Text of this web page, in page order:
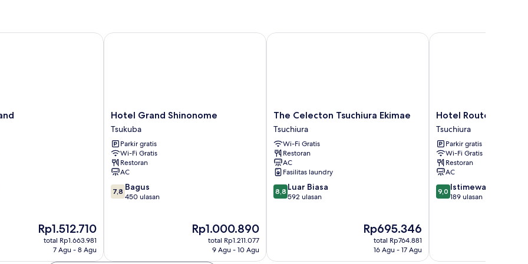
gunung
Harga
sekarang
Rp1.512.710
Rp1.512.710
total Rp1.663.981
7 Agu - 8 Agu
Hotel
Grand
Shinonome
Tsukuba
Hotel Grand Shinonome
Tsukuba
Parkir gratis
Wi-Fi Gratis
Restoran
AC
7.8
dari
7,8 Bagus
450 ulasan
Harga
sekarang
Rp1.000.890
Rp1.000.890
total Rp1.211.077
9 Agu - 10 Agu
Hotel Grand Shinonome
The
Celecton
Tsuchiura
Ekimae
Tsuchiura
The Celecton Tsuchiura Ekimae
Tsuchiura
Wi-Fi Gratis
Restoran
AC
Fasilitas laundry
8.8
dari
8,8 Luar Biasa
592 ulasan
Harga
sekarang
Rp695.346
Rp695.346
total Rp764.881
16 Agu - 17 Agu
The Celecton Tsuchiura Ekimae
Hotel
Route
Inn
Tsuchiura
Tsuchiura
Hotel Route Inn
Tsuchiura
Parkir gratis
Wi-Fi Gratis
Restoran
AC
9.0
dari
9,0 Istimewa
189 ulasan
Hotel Route Inn